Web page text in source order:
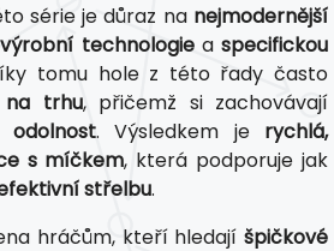
série je důraz na nejmodernější
technologieaspecifickou
tomu hole z této řady často
na trhu, přičemž si zachovávají
. Výsledkem je rychlá,
s míčkem, která podporuje jak
střelbu.
hráčům, kteří hledajíšpičkové